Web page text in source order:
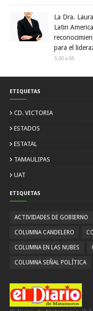
La Dra.
Latin
para el
5:00 A.m.
ETIQUETAS
CD. VICTORIA
ESTADOS
ESTATAL
TAMAULIPAS
UAT
ETIQUETAS
ACTIVIDADES DE GOBIERNO
COLUMNA CANDELERO
COLUMNA EN LAS NUBES
COLUMNA SEÑAL POLÍTICA